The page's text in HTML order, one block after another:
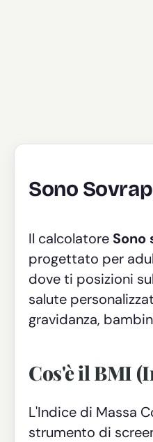
Sono
Il calcolatore Sono
progettato per
dove ti posizioni
salute
gravidanza,
Cos'è il BMI
L'Indice di Massa
strumento di